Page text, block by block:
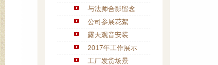
与法师合影留念
公司参展花絮
露天观音安装
2017年工作展示
工厂发货场景